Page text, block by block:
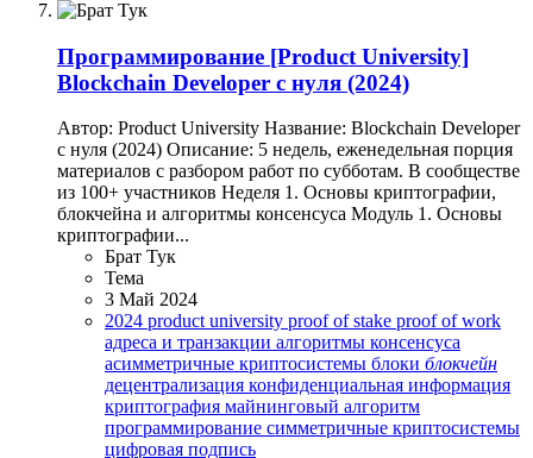
Программирование [Product University]
Blockchain Developer c нуля (2024)
Автор: Product University Название: Blockchain Developer
c нуля (2024) Описание: 5 недель, еженедельная порция
материалов с разбором работ по субботам. В сообществе
из 100+ участников Неделя 1. Основы криптографии,
блокчейна и алгоритмы консенсуса Модуль 1. Основы
криптографии...
Брат Тук
Тема
3 Май 2024
2024 product university proof of stake proof of work
адреса и транзакции алгоритмы консенсуса
асимметричные криптосистемы блоки блокчейн
децентрализация конфиденциальная информация
криптография майнинговый алгоритм
программирование симметричные криптосистемы
цифровая подпись